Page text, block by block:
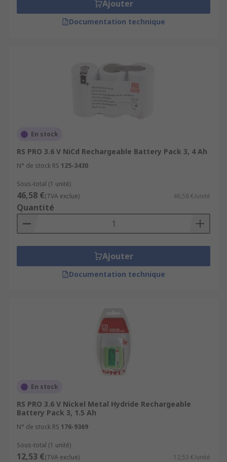
Ajouter
Documentation technique
En stock
RS PRO 3.6 V NiCd Rechargeable Battery Pack 3, 4 Ah
N° de stock RS 125-3430
Sous-total (1 unité)
46,58 €(TVA exclue) 46,58 €/unité
Quantité
Ajouter
Documentation technique
En stock
RS PRO 3.6 V Nickel Metal Hydride Rechargeable
Battery Pack 3, 1.5 Ah
N° de stock RS 176-9369
Sous-total (1 unité)
12,53 €(TVA exclue) 12,53 €/unité